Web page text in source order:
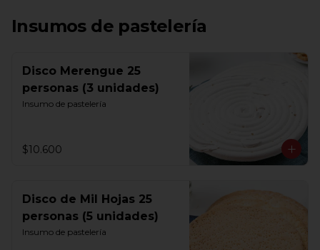
Insumos de pastelería
Disco Merengue 25
personas (3 unidades)
Insumo de pastelería
$10.600
Disco de Mil Hojas 25
personas (5 unidades)
Insumo de pastelería